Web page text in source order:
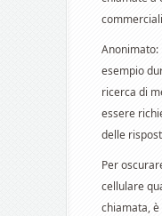
Anonimato:
esempio
ricerca di
essere
delle
Per
cellulare
chiamata,